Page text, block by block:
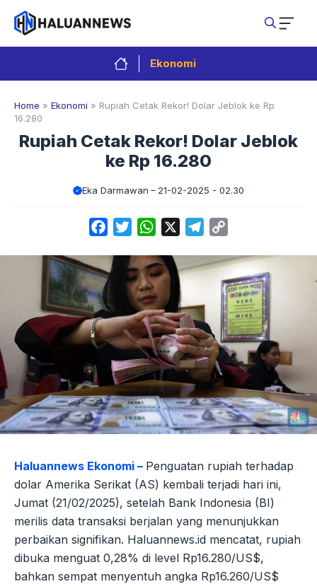
Langsung
isi
Ekonomi
Home » Ekonomi » Rupiah Cetak Rekor! Dolar Jeblok ke Rp
16.280
Rupiah Cetak Rekor! Dolar Jeblok
ke Rp 16.280
Eka Darmawan 21-02-2025 - 02.30
FacebookTwitterWhatsApp Telegram
Haluannews Ekonomi – Penguatan rupiah terhadap
dolar Amerika Serikat (AS) kembali terjadi hari ini,
Jumat (21/02/2025), setelah Bank Indonesia (BI)
merilis data transaksi berjalan yang menunjukkan
perbaikan signifikan. Haluannews.id mencatat, rupiah
dibuka menguat 0,28% di level Rp16.280/US$,
bahkan sempat menyentuh angka Rp16.260/US$